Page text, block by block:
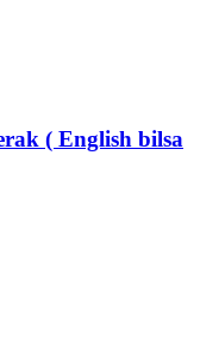
( English bilsa